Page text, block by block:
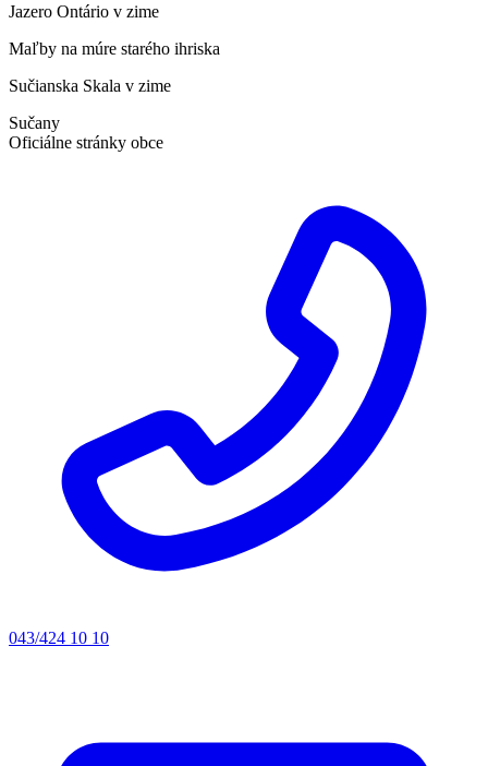
Jazero Ontário v zime
Maľby na múre starého ihriska
Sučianska Skala v zime
Sučany
Oficiálne stránky obce
043/424 10 10